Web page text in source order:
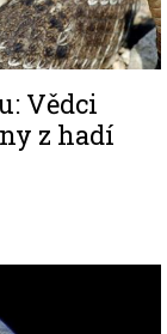
Vědci
z hadí